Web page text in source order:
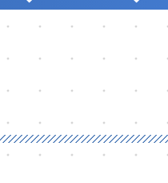
地図から探す 一覧から探す
地図から探す